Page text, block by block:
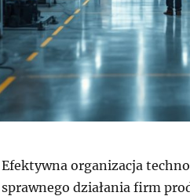
Efektywna organizacja
sprawnego działania firm